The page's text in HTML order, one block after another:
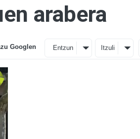
arabera
Googlen Entzun Itzuli